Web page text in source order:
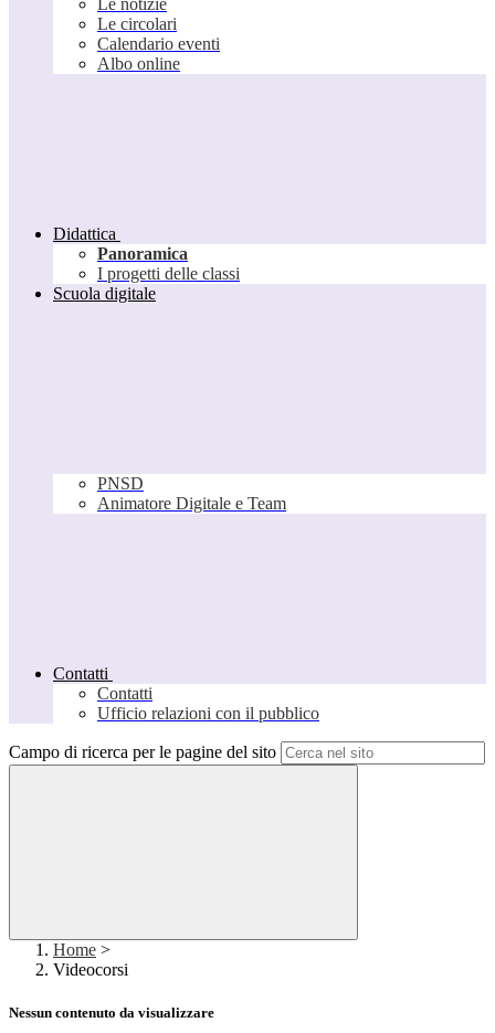
Le notizie
Le circolari
Calendario eventi
Albo online
Didattica
Panoramica
I progetti delle classi
Scuola digitale
PNSD
Animatore Digitale e Team
Contatti
Contatti
Ufficio relazioni con il pubblico
Campo di ricerca per le pagine del sito
Home >
Videocorsi
Nessun contenuto da visualizzare